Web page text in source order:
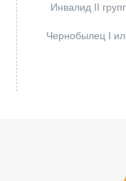
Инвалид II
Чернобылец I